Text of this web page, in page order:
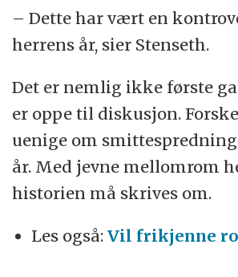
– Dette har vært en
herrens år, sier Stenseth.
Det er nemlig ikke første
er oppe til diskusjon.
uenige om
år. Med jevne mellomrom
historien må skrives om.
Les også:Vil frikjenne